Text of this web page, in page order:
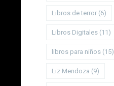
Libros de terror (6)
Libros Digitales (11)
libros para niños (15)
Liz Mendoza (9)